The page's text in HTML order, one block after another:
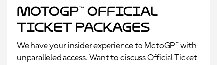
MotoGP™ Official
Ticket Packages
We have your insider experience to MotoGP™ with
unparalleled access. Want to discuss Official Ticket